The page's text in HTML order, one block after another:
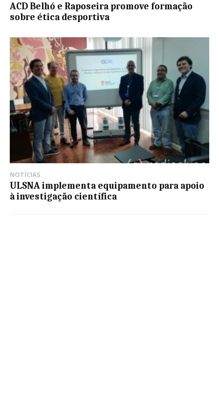
ACD Belhó e Raposeira promove formação
sobre ética desportiva
NOTÍCIAS
ULSNA implementa equipamento para apoio
à investigação científica